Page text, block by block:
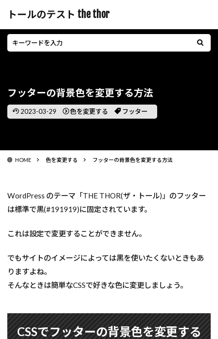
トールのテスト the thor
フッターの背景色を変更する方法
2023-03-29 色を変更する フッター
HOME 色を変更する フッターの背景色を変更する方法
WordPress のテーマ「THE THOR(ザ・トール)」のフッター
は標準で黒(#191919)に固定されています。
これは設定で変更することができません。
でもサイトのイメージによっては黒を使いたくないときもあ
りますよね。
そんなときは簡単なCSSで好きな色に変更しましょう。
CSSでフッターの背景色を変更する